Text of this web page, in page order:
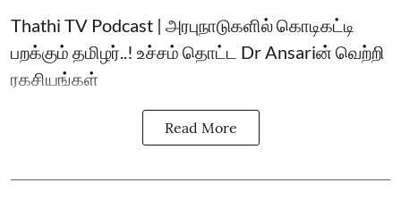
Thathi TV Podcast | அரபுநாடுகளில் கொடிகட்டி
பறக்கும் தமிழர்..! உச்சம் தொட்ட Dr Ansariன் வெற்றி
ரகசியங்கள்
Read More